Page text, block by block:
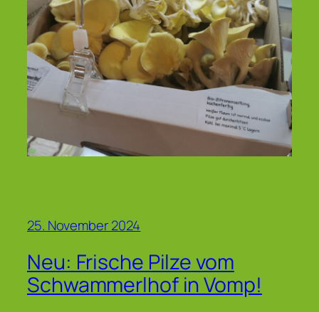
25. November 2024
Neu: Frische Pilze vom
Schwammerlhof in Vomp!